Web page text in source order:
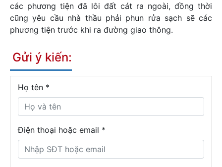
các phương tiện đã lôi đất cát ra ngoài, đồng thời
cũng yêu cầu nhà thầu phải phun rửa sạch sẽ các
phương tiện trước khi ra đường giao thông.
Gửi ý kiến:
Họ tên *
Điện thoại hoặc email *